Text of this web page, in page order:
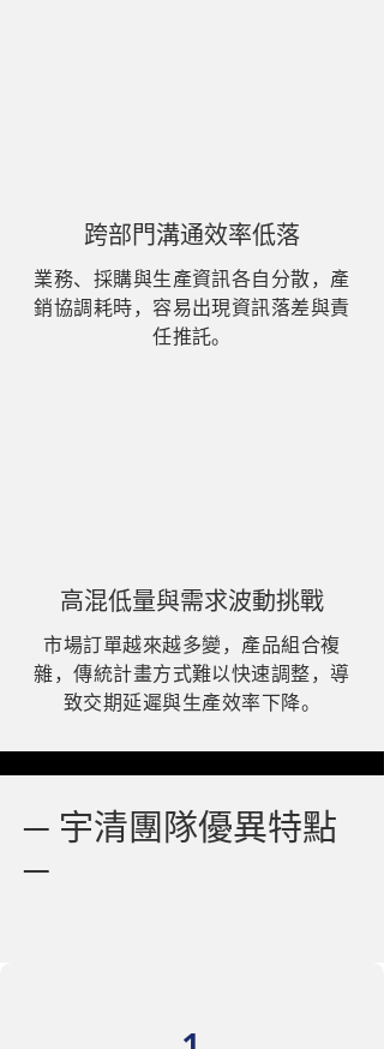
跨部門溝通效率低落
業務、採購與生產資訊各自分散，產
銷協調耗時，容易出現資訊落差與責
任推託。
高混低量與需求波動挑戰
市場訂單越來越多變，產品組合複
雜，傳統計畫方式難以快速調整，導
致交期延遲與生產效率下降。
─ 宇清團隊優異特點
─